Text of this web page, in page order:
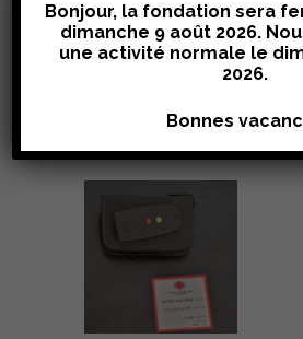
Bonjour, la fondation sera
dimanche 9 août 2026.
une activité normale le
2026.
Bonnes